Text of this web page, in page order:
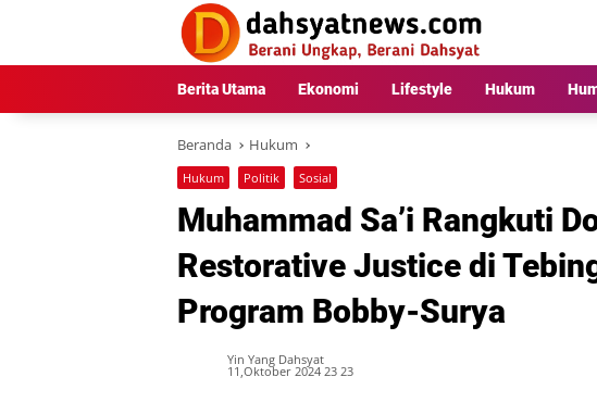
Berita Utama Ekonomi Lifestyle Hukum
Beranda Hukum
Hukum Politik Sosial
Muhammad Sa’i Rangkuti
Restorative Justice di
Program Bobby-Surya
Yin Yang Dahsyat
11,Oktober 2024 23 23